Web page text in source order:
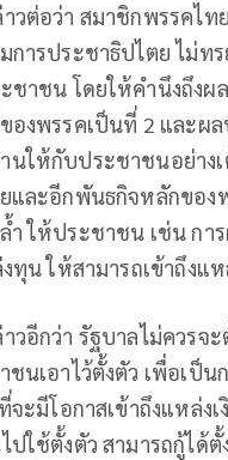
ต่อว่า สมาชิกพรรคไท
การประชาธิปไตย ไม่
ชาชน โดยให้คำนึงถึง
งพรรคเป็นที่ 2 และผ
นให้กับประชาชนอย่าง
และอีกพันธกิจหลักของ
ำ ให้ประชาชน เช่น ก
ทุน ให้สามารถเข้าถึงแ
อีกว่า รัฐบาลไม่ควรจ
นเอาไว้ตั้งตัว เพื่อเป็
ะมีโอกาสเข้าถึงแหล่ง
ใช้ตั้งตัว สามารถกู้ได้